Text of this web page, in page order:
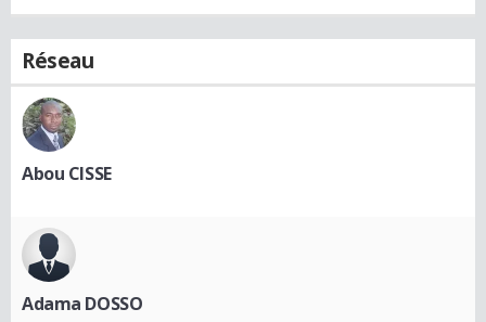
Réseau
Abou CISSE
Adama DOSSO